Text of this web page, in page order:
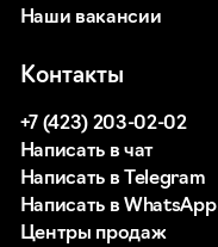
Наши вакансии
Контакты
+7 (423) 203-02-02
Написать в чат
Написать в Telegram
Написать в WhatsApp
Центры продаж